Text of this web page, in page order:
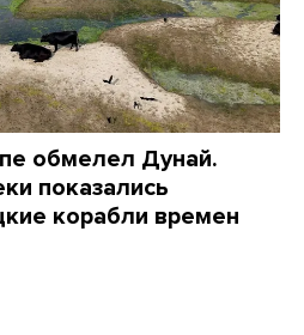
обмелел Дунай.
показались
корабли времен